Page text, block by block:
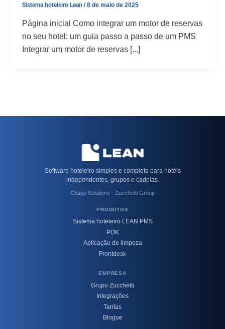
Sistema hoteleiro Lean /8 de maio de 2025
Página inicial Como integrar um motor de reservas
no seu hotel: um guia passo a passo de um PMS
Integrar um motor de reservas [...]
Software hoteleiro simples e completo para hotéis
independentes, grupos e cadeias.
Chapp Solutions · Zucchetti Group
PRODUTOS
Sistema hoteleiro LEAN PMS
POK
Aplicação de limpeza
Frontdesk
EMPRESA
Grupo Zucchetti
Integrações
Tarifas
Blogue